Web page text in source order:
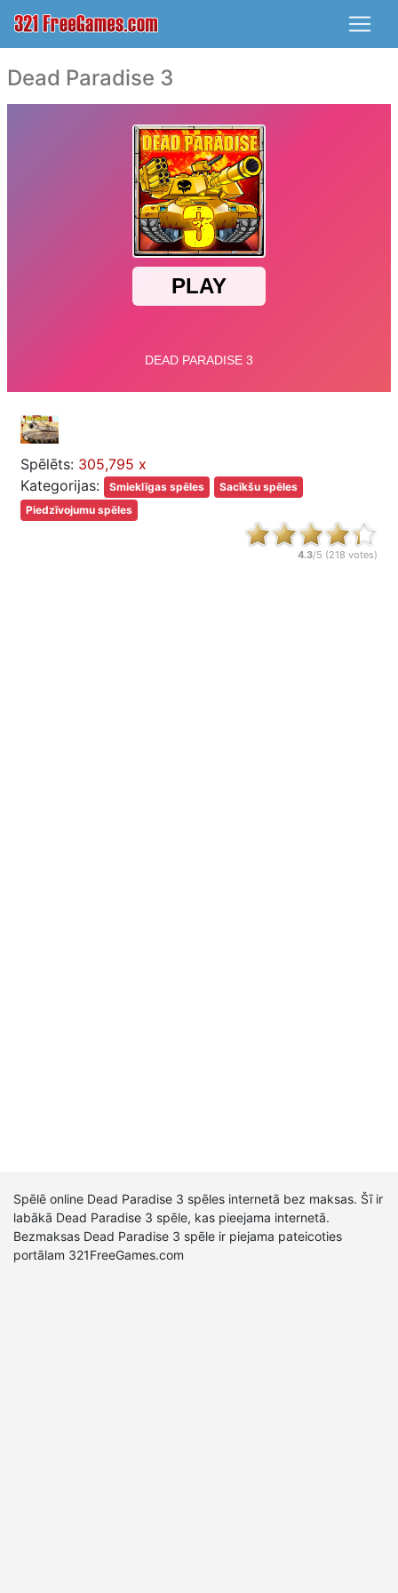
Dead Paradise 3
Spēlēts: 305,795 x
Kategorijas:
Smieklīgas spēles
Sacīkšu spēles
Piedzīvojumu spēles
4.3/5 (218 votes)
Spēlē online Dead Paradise 3 spēles internetā bez maksas. Šī ir
labākā Dead Paradise 3 spēle, kas pieejama internetā.
Bezmaksas Dead Paradise 3 spēle ir piejama pateicoties
portālam 321FreeGames.com